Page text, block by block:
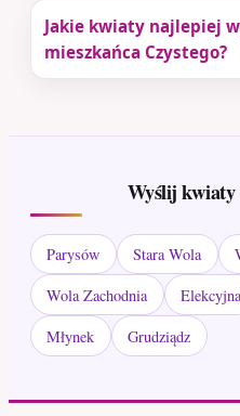
Jakie kwiaty najlepiej
mieszkańca Czystego?
Wyślij kwiaty
Parysów Stara Wola
Wola Zachodnia
Elekcyjna
Młynek
Grudziądz